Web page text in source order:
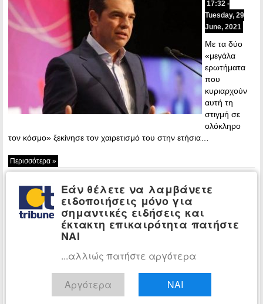
17:32 -
Tuesday, 29
June, 2021
Με τα δύο
«μεγάλα
ερωτήματα
που
κυριαρχούν
αυτή τη
στιγμή σε
ολόκληρο
τον κόσμο» ξεκίνησε τον χαιρετισμό του στην ετήσια…
Περισσότερα »
Ο Μητσοτάκης κάλεσε τις
επιχειρήσεις να τηρήσουν στάση ευθύνης
Monday, 15
Εάν θέλετε να λαμβάνετε
ειδοποιήσεις μόνο για
σημαντικές ειδήσεις και
έκτακτη επικαιρότητα πατήστε
ΝΑΙ
...αλλιώς πατήστε αργότερα
Αργότερα ΝΑΙ